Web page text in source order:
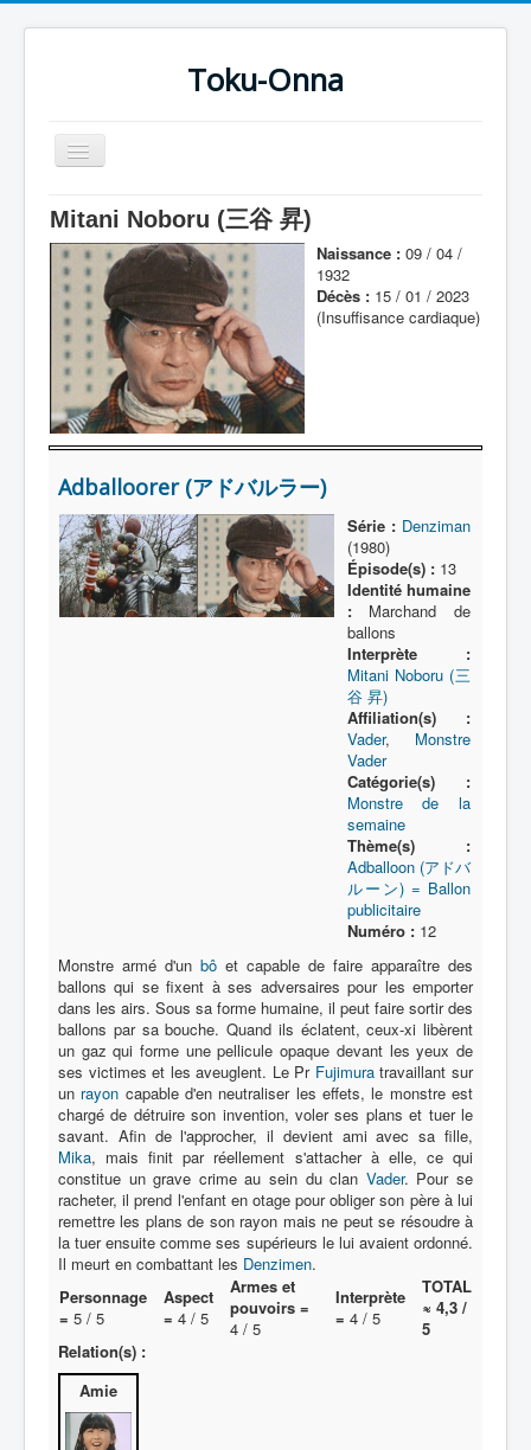
Toku-Onna
Basculer
la
Accueil
Toku-Actrices
Toku-Critiques
Séries
Films
COSAA
Dessins
Artiste Asperger
Lexique
Série
Acteur
Référence
Fanservice
Générique
A
B
C
D
E
F
G
Mitani Noboru (三谷 昇)
Naissance : 09 / 04 /
1932
Décès : 15 / 01 / 2023
(Insuffisance cardiaque)
Adballoorer (アドバルラー)
Série : Denziman
(1980)
Épisode(s) :13
Identité humaine
:Marchand de
ballons
Interprète :
Mitani Noboru (三
谷 昇)
Affiliation(s) :
Vader, Monstre
Vader
Catégorie(s) :
Monstre de la
semaine
Thème(s) :
Adballoon (アドバ
ルーン) = Ballon
publicitaire
Numéro :12
Monstre armé d'un bô et capable de faire apparaître des
ballons qui se fixent à ses adversaires pour les emporter
dans les airs. Sous sa forme humaine, il peut faire sortir des
ballons par sa bouche. Quand ils éclatent, ceux-xi libèrent
un gaz qui forme une pellicule opaque devant les yeux de
ses victimes et les aveuglent. Le Pr Fujimuratravaillant sur
un rayon capable d'en neutraliser les effets, le monstre est
chargé de détruire son invention, voler ses plans et tuer le
savant. Afin de l'approcher, il devient ami avec sa fille,
Mika, mais finit par réellement s'attacher à elle, ce qui
constitue un grave crime au sein du clan Vader. Pour se
racheter, il prend l'enfant en otage pour obliger son père à lui
remettre les plans de son rayon mais ne peut se résoudre à
la tuer ensuite comme ses supérieurs le lui avaient ordonné.
Il meurt en combattant les Denzimen.
Personnage
= 5 / 5
Aspect
= 4 / 5
Armes et
pouvoirs =
4 / 5
Interprète
= 4 / 5
TOTAL
≈ 4,3 /
5
Relation(s) :
Amie